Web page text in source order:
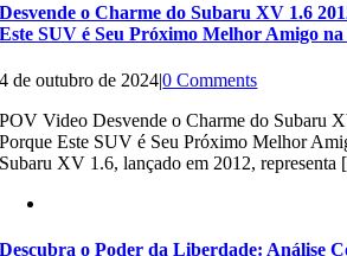
Desvende o Charme do Subaru XV 1.6
Este SUV é Seu Próximo Melhor Amigo
4 de outubro de 2024|0 Comments
POV Video Desvende o Charme do Subaru
Porque Este SUV é Seu Próximo Melhor
Subaru XV 1.6, lançado em 2012, representa
Descubra o Poder da Liberdade: Análise